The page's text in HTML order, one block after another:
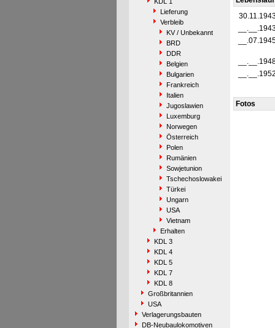
Lieferung
Verbleib
KV / Unbekannt
BRD
DDR
Belgien
Bulgarien
Frankreich
Italien
Jugoslawien
Luxemburg
Norwegen
Österreich
Polen
Rumänien
Sowjetunion
Tschechoslowakei
Türkei
Ungarn
USA
Vietnam
Erhalten
KDL 3
KDL 4
KDL 5
KDL 7
KDL 8
Großbritannien
USA
Verlagerungsbauten
DB-Neubaulokomotiven
__.__.1952
Fotos